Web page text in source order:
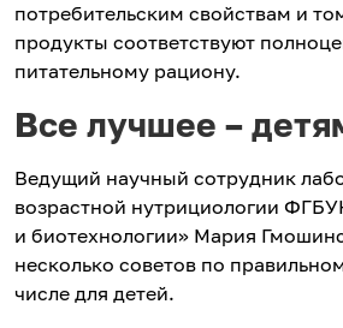
потребительским свойствам и
продукты соответствуют
питательному рациону.
Все лучшее –
Ведущий научный сотрудник
возрастной нутрициологии
и биотехнологии» Мария
несколько советов по
числе для детей.